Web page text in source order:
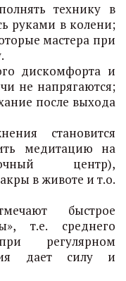
технику в
руками в колени;
мастера при
дискомфорта и
не напрягаются;
после выхода
становится
медитацию на
центр),
в животе и т.о.
быстрое
т.е. среднего
регулярном
дает силу и